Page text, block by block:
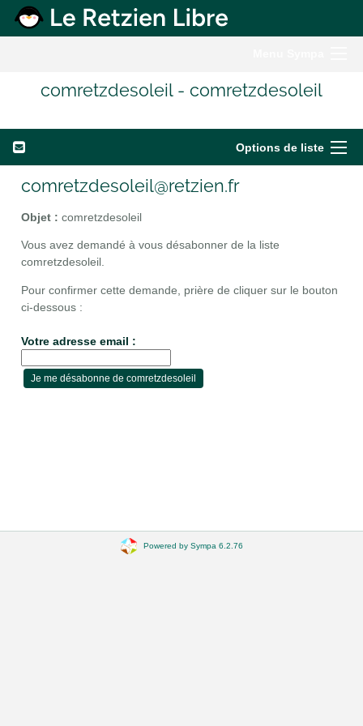
comretzdesoleil - comretzdesoleil
Options de liste
comretzdesoleil@retzien.fr
Objet : comretzdesoleil
Vous avez demandé à vous désabonner de la liste
comretzdesoleil.
Pour confirmer cette demande, prière de cliquer sur le bouton
ci-dessous :
Votre adresse email :
Powered by Sympa 6.2.76